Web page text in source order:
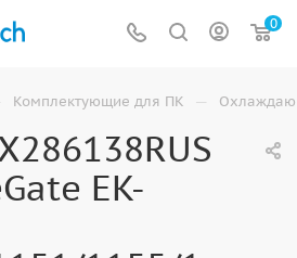
0
Комплектующие для ПК —
EK-